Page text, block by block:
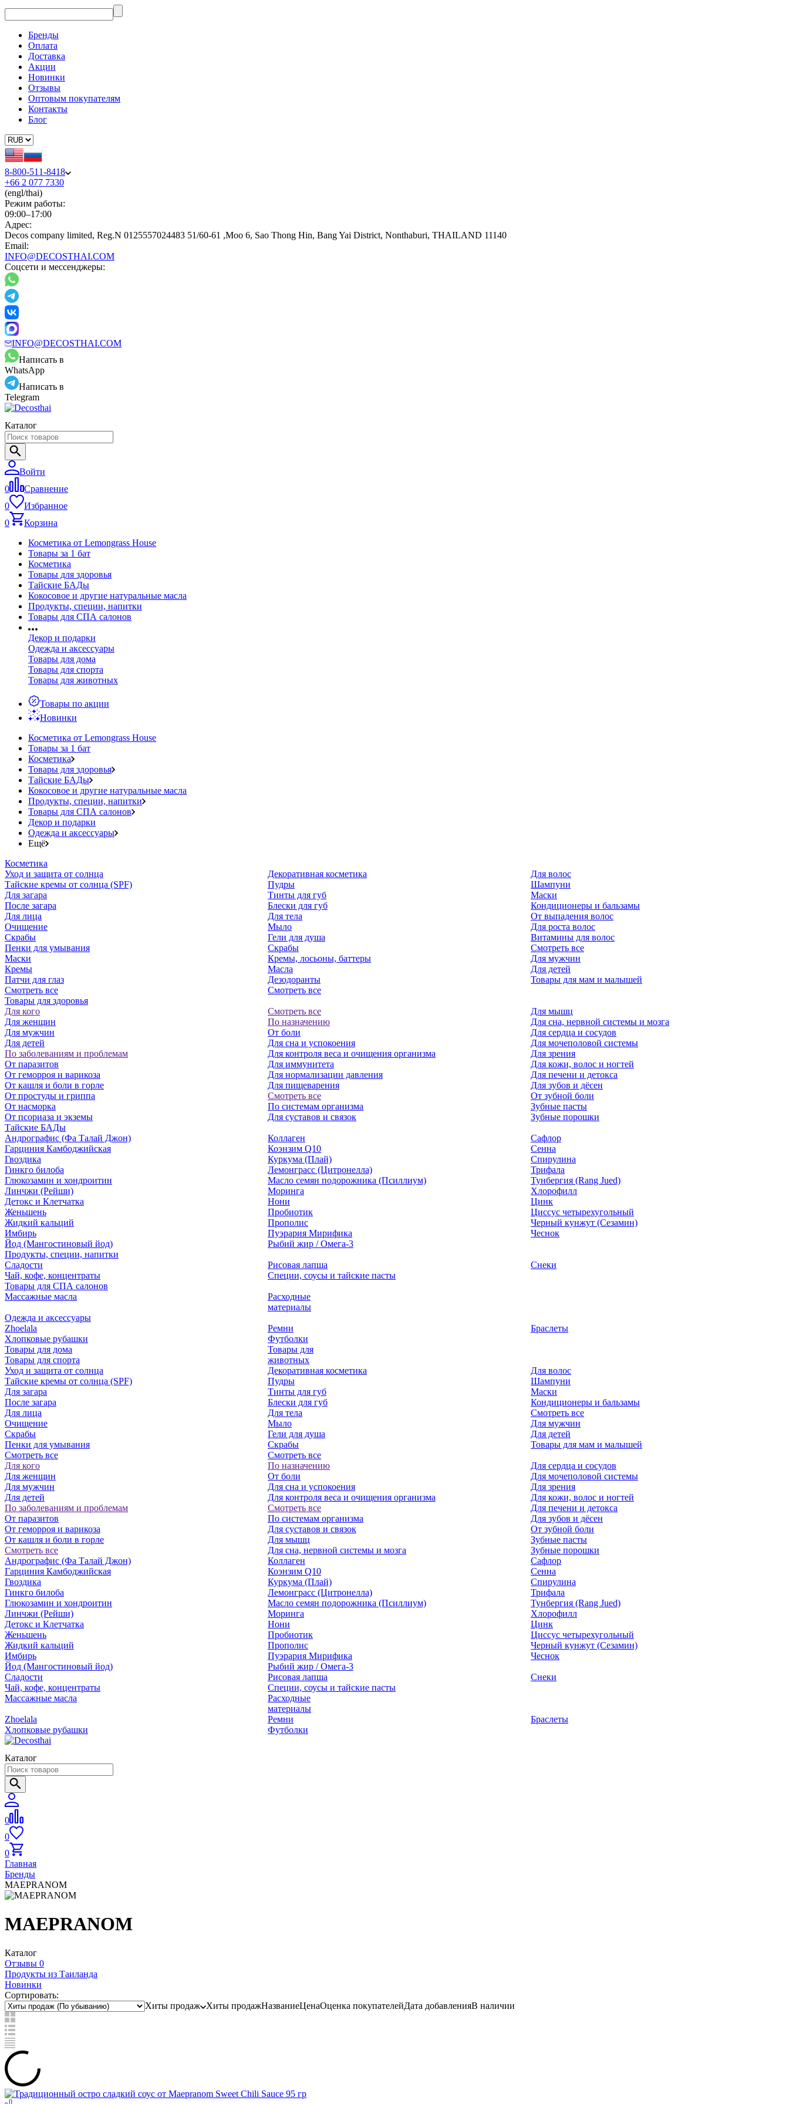
Бренды
Оплата
Доставка
Акции
Новинки
Отзывы
Оптовым покупателям
Контакты
Блог
8-800-511-8418
+66 2 077 7330
(engl/thai)
Режим работы:
09:00–17:00
Адрес:
Decos company limited, Reg.N 0125557024483 51/60-61 ,Moo 6, Sao Thong Hin, Bang Yai District, Nonthaburi, THAILAND 11140
Email:
INFO@DECOSTHAI.COM
Соцсети и мессенджеры:
INFO@DECOSTHAI.COM
Написать в
WhatsApp
Написать в
Telegram
Каталог
Войти
0
Сравнение
0
Избранное
0
Корзина
Косметика от Lemongrass House
Товары за 1 бат
Косметика
Товары для здоровья
Тайские БАДы
Кокосовое и другие натуральные масла
Продукты, специи, напитки
Товары для СПА салонов
Декор и подарки
Одежда и аксессуары
Товары для дома
Товары для спорта
Товары для животных
Товары по акции
Новинки
Косметика от Lemongrass House
Товары за 1 бат
Косметика
Товары для здоровья
Тайские БАДы
Кокосовое и другие натуральные масла
Продукты, специи, напитки
Товары для СПА салонов
Декор и подарки
Одежда и аксессуары
Ещё
Косметика
Уход и защита от солнца
Тайские кремы от солнца (SPF)
Для загара
После загара
Для лица
Очищение
Скрабы
Пенки для умывания
Маски
Кремы
Патчи для глаз
Смотреть все
Декоративная косметика
Пудры
Тинты для губ
Блески для губ
Для тела
Мыло
Гели для душа
Скрабы
Кремы, лосьоны, баттеры
Масла
Дезодоранты
Смотреть все
Для волос
Шампуни
Маски
Кондиционеры и бальзамы
От выпадения волос
Для роста волос
Витамины для волос
Смотреть все
Для мужчин
Для детей
Товары для мам и малышей
Товары для здоровья
Для кого
Для женщин
Для мужчин
Для детей
По заболеваниям и проблемам
От паразитов
Oт геморроя и варикоза
От кашля и боли в горле
От простуды и гриппа
От насморка
Oт псориаза и экземы
Смотреть все
По назначению
От боли
Для сна и успокоения
Для контроля веса и очищения организма
Для иммунитета
Для нормализации давления
Для пищеварения
Смотреть все
По системам организма
Для суставов и связок
Для мышц
Для сна, нервной системы и мозга
Для сердца и сосудов
Для мочеполовой системы
Для зрения
Для кожи, волос и ногтей
Для печени и детокса
Для зубов и дёсен
От зубной боли
Зубные пасты
Зубные порошки
Тайские БАДы
Андрографис (Фа Талай Джон)
Гарциния Камбоджийская
Гвоздика
Гинкго билоба
Глюкозамин и хондроитин
Линчжи (Рейши)
Детокс и Клетчатка
Женьшень
Жидкий кальций
Имбирь
Йод (Мангостиновый йод)
Коллаген
Коэнзим Q10
Куркума (Плай)
Лемонграсс (Цитронелла)
Масло семян подорожника (Псиллиум)
Моринга
Нони
Пробиотик
Прополис
Пуэрария Мирифика
Рыбий жир / Омега-3
Сафлор
Сенна
Спирулина
Трифала
Тунбергия (Rang Jued)
Хлорофилл
Цинк
Циссус четырехугольный
Черный кунжут (Сезамин)
Чеснок
Продукты, специи, напитки
Сладости
Чай, кофе, концентраты
Рисовая лапша
Специи, соусы и тайские пасты
Снеки
Товары для СПА салонов
Массажные масла
Расходные
материалы
Одежда и аксессуары
Zhoelala
Хлопковые рубашки
Ремни
Футболки
Браслеты
Товары для дома
Товары для спорта
Товары для
животных
Уход и защита от солнца
Тайские кремы от солнца (SPF)
Для загара
После загара
Для лица
Очищение
Скрабы
Пенки для умывания
Смотреть все
Декоративная косметика
Пудры
Тинты для губ
Блески для губ
Для тела
Мыло
Гели для душа
Скрабы
Смотреть все
Для волос
Шампуни
Маски
Кондиционеры и бальзамы
Смотреть все
Для мужчин
Для детей
Товары для мам и малышей
Для кого
Для женщин
Для мужчин
Для детей
По заболеваниям и проблемам
От паразитов
Oт геморроя и варикоза
От кашля и боли в горле
Смотреть все
По назначению
От боли
Для сна и успокоения
Для контроля веса и очищения организма
Смотреть все
По системам организма
Для суставов и связок
Для мышц
Для сна, нервной системы и мозга
Для сердца и сосудов
Для мочеполовой системы
Для зрения
Для кожи, волос и ногтей
Для печени и детокса
Для зубов и дёсен
От зубной боли
Зубные пасты
Зубные порошки
Андрографис (Фа Талай Джон)
Гарциния Камбоджийская
Гвоздика
Гинкго билоба
Глюкозамин и хондроитин
Линчжи (Рейши)
Детокс и Клетчатка
Женьшень
Жидкий кальций
Имбирь
Йод (Мангостиновый йод)
Коллаген
Коэнзим Q10
Куркума (Плай)
Лемонграсс (Цитронелла)
Масло семян подорожника (Псиллиум)
Моринга
Нони
Пробиотик
Прополис
Пуэрария Мирифика
Рыбий жир / Омега-3
Сафлор
Сенна
Спирулина
Трифала
Тунбергия (Rang Jued)
Хлорофилл
Цинк
Циссус четырехугольный
Черный кунжут (Сезамин)
Чеснок
Сладости
Чай, кофе, концентраты
Рисовая лапша
Специи, соусы и тайские пасты
Снеки
Массажные масла
Расходные
материалы
Zhoelala
Хлопковые рубашки
Ремни
Футболки
Браслеты
Каталог
0
0
0
Главная
Бренды
MAEPRANOM
MAEPRANOM
Каталог
Отзывы 0
Продукты из Таиланда
Новинки
Сортировать:
Хиты продаж
Хиты продажНазваниеЦенаОценка покупателейДата добавленияВ наличии